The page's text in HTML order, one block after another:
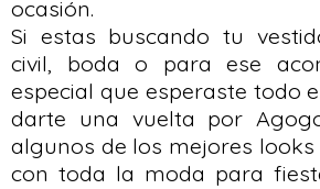
ocasión.
Si estas buscando tu
civil, boda o para ese
especial que esperaste todo
darte una vuelta por
algunos de los mejores
con toda la moda para